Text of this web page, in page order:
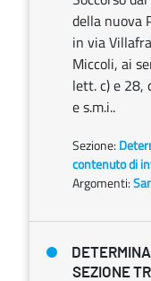
della nuova
in via
Miccoli, ai
lett. c) e 28,
e s.m.i..
Sezione:
contenuto di
Argomenti:
SEZIONE